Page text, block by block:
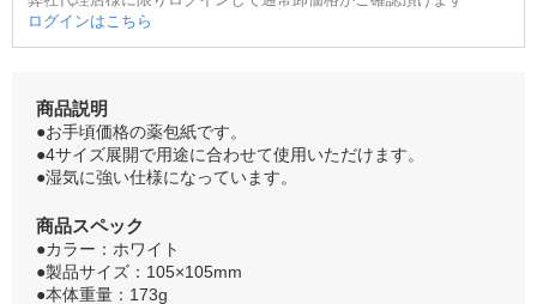
ログインはこちら
商品説明
●お手頃価格の薬包紙です。
●4サイズ展開で用途に合わせて使用いただけます。
●湿気に強い仕様になっています。
商品スペック
●カラー：ホワイト
●製品サイズ：105×105mm
●本体重量：173g